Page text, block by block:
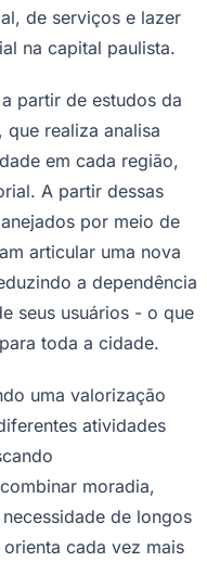
de serviços e lazer
na capital paulista.
partir de estudos da
que realiza analisa
em cada região,
A partir dessas
por meio de
articular uma nova
a dependência
seus usuários - o que
toda a cidade.
uma valorização
atividades
moradia,
de longos
cada vez mais